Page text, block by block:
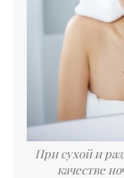
При сухой и
качестве